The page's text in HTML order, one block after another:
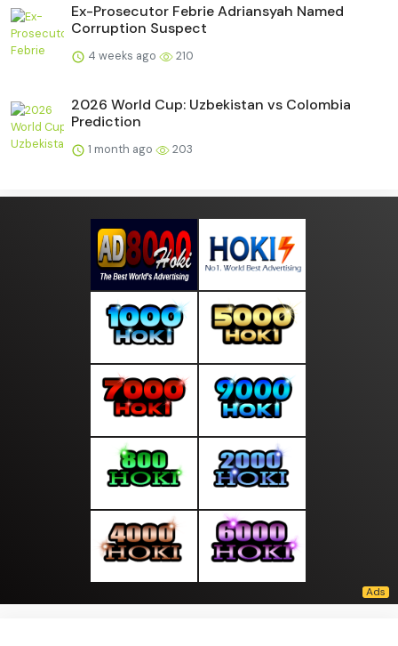
Ex-Prosecutor Febrie Adriansyah Named
Corruption Suspect
4 weeks ago 210
2026 World Cup: Uzbekistan vs Colombia
Prediction
1 month ago 203